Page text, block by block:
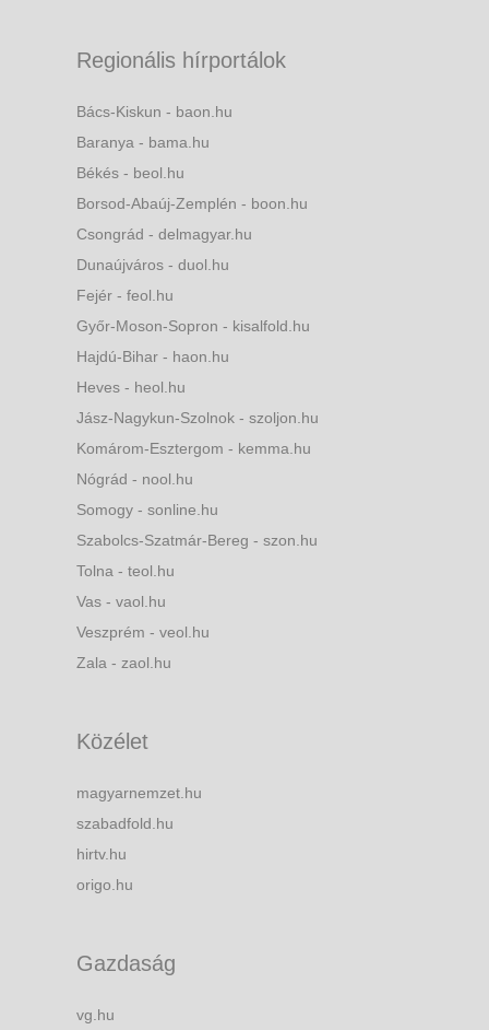
Regionális hírportálok
Bács-Kiskun - baon.hu
Baranya - bama.hu
Békés - beol.hu
Borsod-Abaúj-Zemplén - boon.hu
Csongrád - delmagyar.hu
Dunaújváros - duol.hu
Fejér - feol.hu
Győr-Moson-Sopron - kisalfold.hu
Hajdú-Bihar - haon.hu
Heves - heol.hu
Jász-Nagykun-Szolnok - szoljon.hu
Komárom-Esztergom - kemma.hu
Nógrád - nool.hu
Somogy - sonline.hu
Szabolcs-Szatmár-Bereg - szon.hu
Tolna - teol.hu
Vas - vaol.hu
Veszprém - veol.hu
Zala - zaol.hu
Közélet
magyarnemzet.hu
szabadfold.hu
hirtv.hu
origo.hu
Gazdaság
vg.hu